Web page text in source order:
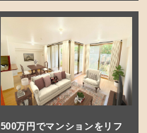
500万円でマンションをリフ